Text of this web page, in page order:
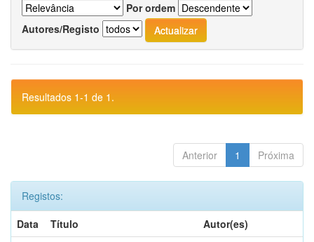
Por ordem
Autores/Registo
Resultados 1-1 de 1.
Anterior 1 Próxima
Registos:
Data
Título
Autor(es)